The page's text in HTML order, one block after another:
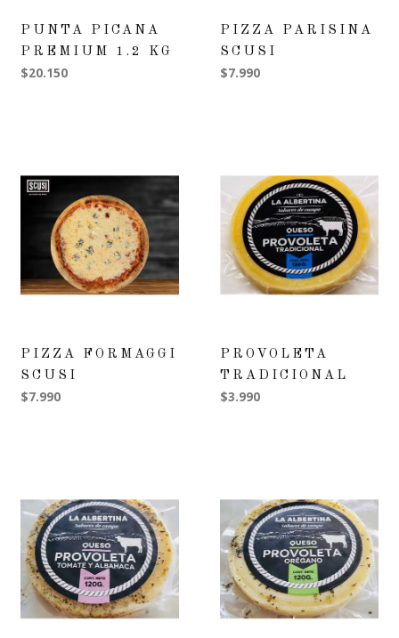
PUNTA PICANA
PREMIUM 1.2 KG
$20.150
PIZZA PARISINA
SCUSI
$7.990
PIZZA FORMAGGI
SCUSI
$7.990
PROVOLETA
TRADICIONAL
$3.990